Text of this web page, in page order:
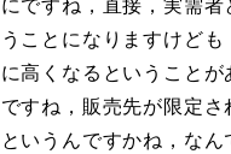
ことになりますけど
高くなるということ
すね，販売先が限定
いうんですかね，な